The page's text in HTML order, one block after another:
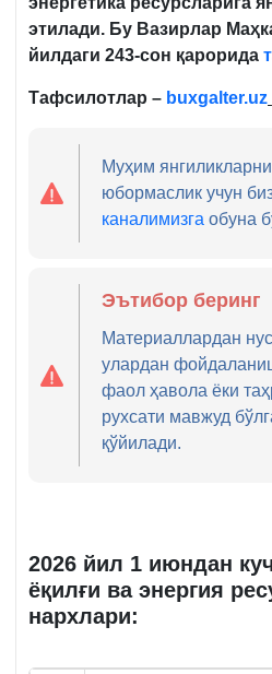
этилади. Бу Вазирлар
йилдаги 243-сон қарорида
Тафсилотлар – buxgalter.uz
Муҳим янгиликларни
юбормаслик учун
каналимизга обуна
Эътибор беринг
Материаллардан
улардан
фаол ҳавола ёки
рухсати мавжуд
қўйилади.
2026 йил 1 июндан
ёқилғи ва энергия
нархлари: